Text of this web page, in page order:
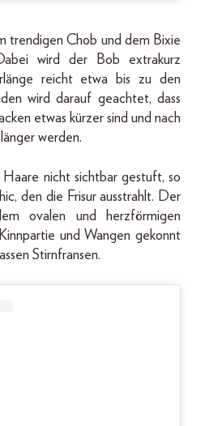
trendigen Chob und dem Bixie
wird der Bob extrakurz
reicht etwa bis zu den
wird darauf geachtet, dass
etwas kürzer sind und nach
werden.
nicht sichtbar gestuft, so
den die Frisur ausstrahlt. Der
ovalen und herzförmigen
und Wangen gekonnt
Stirnfransen.